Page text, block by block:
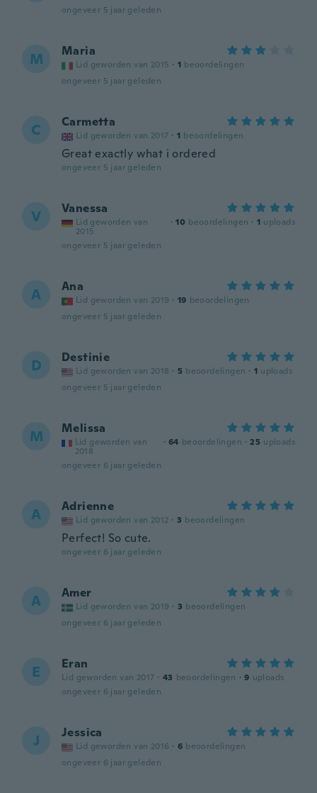
ongeveer 5 jaar geleden
M Maria
Lid geworden van 2015 · 1 beoordelingen
ongeveer 5 jaar geleden
C Carmetta
Lid geworden van 2017 · 1 beoordelingen
Great exactly what i ordered
ongeveer 5 jaar geleden
V Vanessa
Lid geworden van
2015
· 10 beoordelingen · 1 uploads
ongeveer 5 jaar geleden
A Ana
Lid geworden van 2019 · 19 beoordelingen
ongeveer 5 jaar geleden
D Destinie
Lid geworden van 2018 · 5 beoordelingen · 1 uploads
ongeveer 5 jaar geleden
M Melissa
Lid geworden van
2018
· 64 beoordelingen · 25 uploads
ongeveer 6 jaar geleden
A Adrienne
Lid geworden van 2012 · 3 beoordelingen
Perfect! So cute.
ongeveer 6 jaar geleden
A Amer
Lid geworden van 2019 · 3 beoordelingen
ongeveer 6 jaar geleden
E Eran
Lid geworden van 2017 · 43 beoordelingen · 9 uploads
ongeveer 6 jaar geleden
J Jessica
Lid geworden van 2016 · 6 beoordelingen
ongeveer 6 jaar geleden